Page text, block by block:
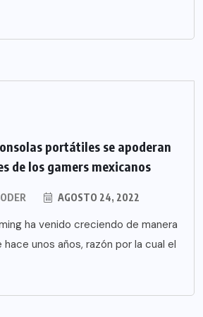
portátiles se apoderan
de los gamers mexicanos
AGOSTO 24, 2022
ha venido creciendo de manera
unos años, razón por la cual el